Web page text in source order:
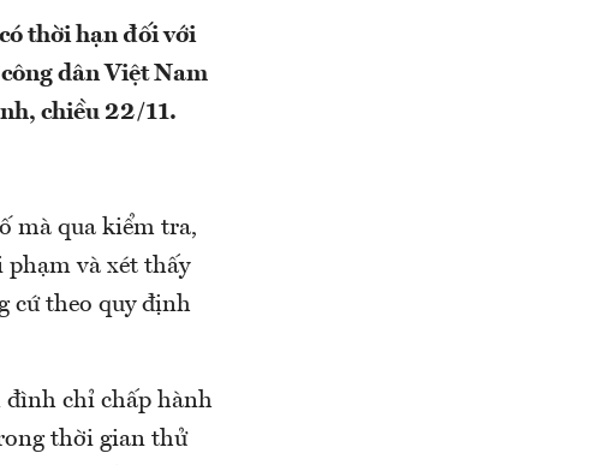
thời hạn đối với
dân Việt Nam
chiều 22/11.
mà qua kiểm tra,
và xét thấy
cứ theo quy định
đình chỉ chấp hành
thời gian thử